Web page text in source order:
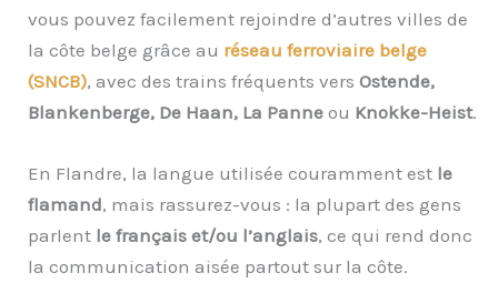
vous pouvez facilement rejoindre d’autres villes de
la côte belge grâce au réseau ferroviaire belge
(SNCB), avec des trains fréquents vers Ostende,
Blankenberge, De Haan, La Panne ou Knokke-Heist.
En Flandre, la langue utilisée couramment est le
flamand, mais rassurez-vous : la plupart des gens
parlent le français et/ou l’anglais, ce qui rend donc
la communication aisée partout sur la côte.